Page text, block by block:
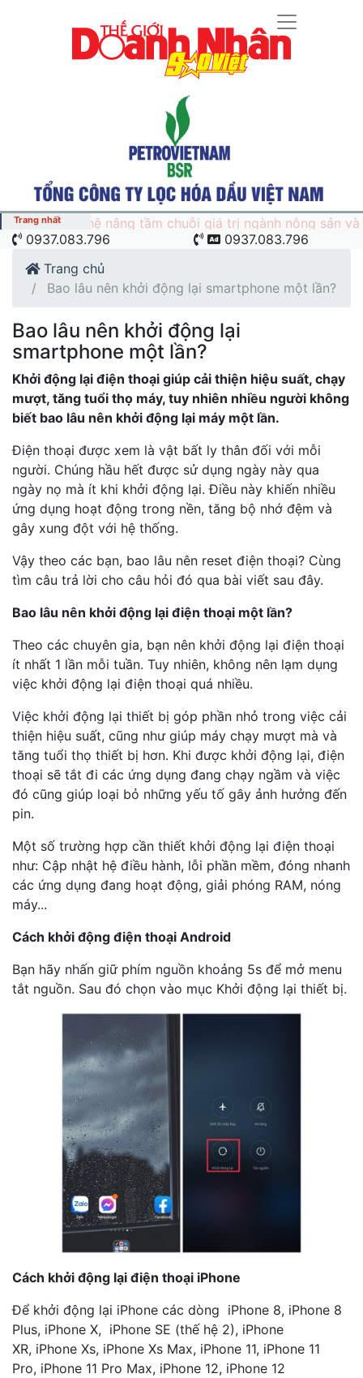
Trang nhất
MILOTECH: "Cú hích" công nghệ nâng tầm chuỗi giá
trị ngành nông sản và yến sào Việt Nam
0937.083.796
0937.083.796
Trang chủ
Bao lâu nên khởi động lại smartphone một lần?
Bao lâu nên khởi động lại
smartphone một lần?
Khởi động lại điện thoại giúp cải thiện hiệu suất, chạy
mượt, tăng tuổi thọ máy, tuy nhiên nhiều người không
biết bao lâu nên khởi động lại máy một lần.
Điện thoại được xem là vật bất ly thân đối với mỗi
người. Chúng hầu hết được sử dụng ngày này qua
ngày nọ mà ít khi khởi động lại. Điều này khiến nhiều
ứng dụng hoạt động trong nền, tăng bộ nhớ đệm và
gây xung đột với hệ thống.
Vậy theo các bạn, bao lâu nên reset điện thoại? Cùng
tìm câu trả lời cho câu hỏi đó qua bài viết sau đây.
Bao lâu nên khởi động lại điện thoại một lần?
Theo các chuyên gia, bạn nên khởi động lại điện thoại
ít nhất 1 lần mỗi tuần. Tuy nhiên, không nên lạm dụng
việc khởi động lại điện thoại quá nhiều.
Việc khởi động lại thiết bị góp phần nhỏ trong việc cải
thiện hiệu suất, cũng như giúp máy chạy mượt mà và
tăng tuổi thọ thiết bị hơn. Khi được khởi động lại, điện
thoại sẽ tắt đi các ứng dụng đang chạy ngầm và việc
đó cũng giúp loại bỏ những yếu tố gây ảnh hưởng đến
pin.
Một số trường hợp cần thiết khởi động lại điện thoại
như: Cập nhật hệ điều hành, lỗi phần mềm, đóng nhanh
các ứng dụng đang hoạt động, giải phóng RAM, nóng
máy...
Cách khởi động điện thoại Android
Bạn hãy nhấn giữ phím nguồn khoảng 5s để mở menu
tắt nguồn. Sau đó chọn vào mục Khởi động lại thiết bị.
Cách khởi động lại điện thoại iPhone
Để khởi động lại iPhone các dòng iPhone 8, iPhone 8
Plus, iPhone X, iPhone SE (thế hệ 2), iPhone
XR, iPhone Xs, iPhone Xs Max, iPhone 11, iPhone 11
Pro, iPhone 11 Pro Max, iPhone 12, iPhone 12